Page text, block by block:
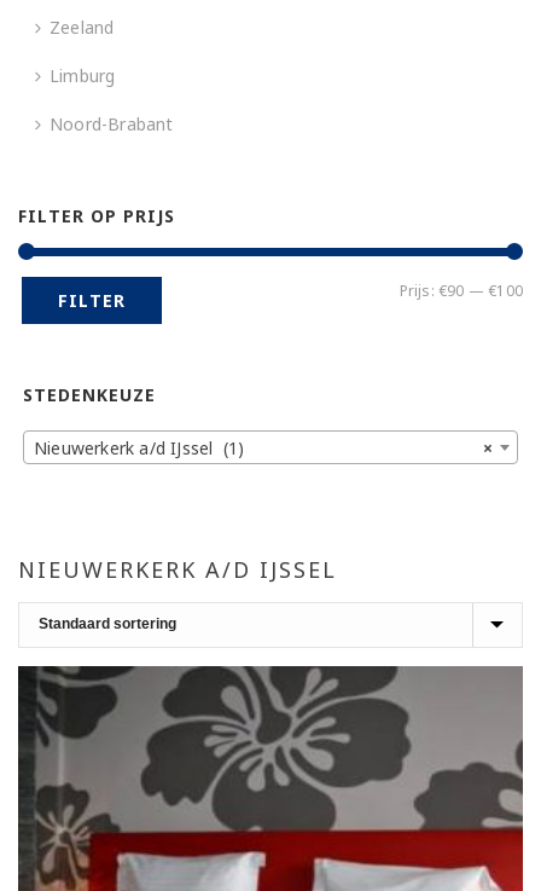
NIEUWERKERK A/D IJSSEL
Zeeland
Limburg
Noord-Brabant
FILTER OP PRIJS
FILTER Prijs: €90 —€100
STEDENKEUZE
×
Nieuwerkerk a/d IJssel (1)